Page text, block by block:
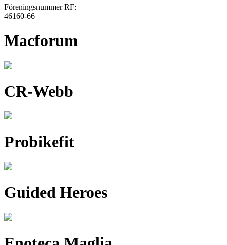
Föreningsnummer RF:
46160-66
Macforum
CR-Webb
Probikefit
Guided Heroes